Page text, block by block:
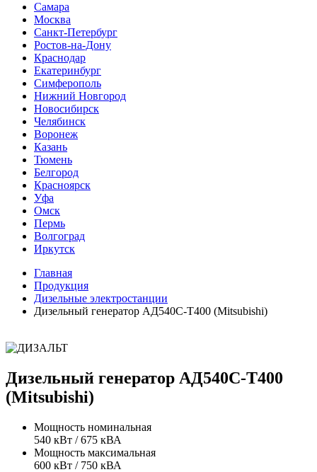
Самара
Москва
Санкт-Петербург
Ростов-на-Дону
Краснодар
Екатеринбург
Симферополь
Нижний Новгород
Новосибирск
Челябинск
Воронеж
Казань
Тюмень
Белгород
Красноярск
Уфа
Омск
Пермь
Волгоград
Иркутск
Главная
Продукция
Дизельные электростанции
Дизельный генератор АД540С-Т400 (Mitsubishi)
Дизельный генератор АД540С-Т400
(Mitsubishi)
Мощность номинальная
540 кВт / 675 кВА
Мощность максимальная
600 кВт / 750 кВА